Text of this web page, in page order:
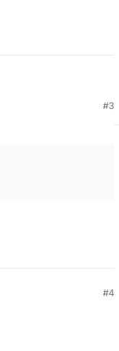
#3
#4